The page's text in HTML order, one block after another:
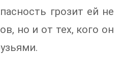
грозит ей не
но и от тех, кого он